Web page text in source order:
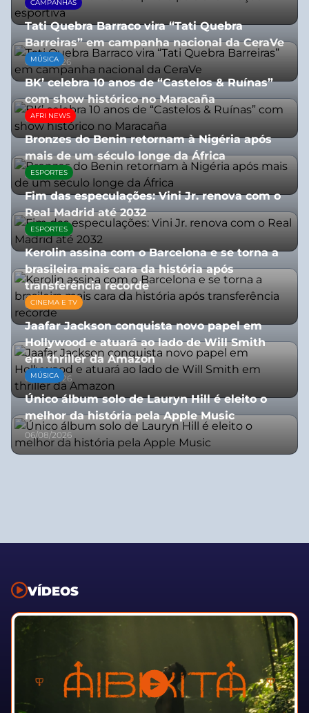
08/07/2026
CAMPANHAS
Tati Quebra Barraco vira “Tati Quebra
Barreiras” em campanha nacional da CeraVe
08/07/2026
MÚSICA
BK’ celebra 10 anos de “Castelos & Ruínas”
com show histórico no Maracaña
06/08/2026
AFRI NEWS
Bronzes do Benin retornam à Nigéria após
mais de um século longe da África
08/07/2026
ESPORTES
Fim das especulações: Vini Jr. renova com o
Real Madrid até 2032
06/08/2026
ESPORTES
Kerolin assina com o Barcelona e se torna a
brasileira mais cara da história após
transferência recorde
04/08/2026
CINEMA E TV
Jaafar Jackson conquista novo papel em
Hollywood e atuará ao lado de Will Smith
em thriller da Amazon
06/08/2026
MÚSICA
Único álbum solo de Lauryn Hill é eleito o
melhor da história pela Apple Music
06/08/2026
VÍDEOS